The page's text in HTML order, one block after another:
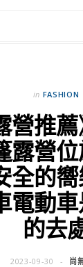
in FASHION
營推
露營
全的
電動
的去
2023-09-30 尚